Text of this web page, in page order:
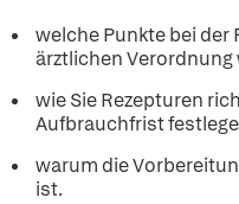
welche Punkte bei
ärztlichen
wie Sie Rezepturen
Aufbrauchfrist
warum die
ist.